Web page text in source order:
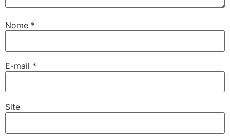
Nome *
E-mail *
Site